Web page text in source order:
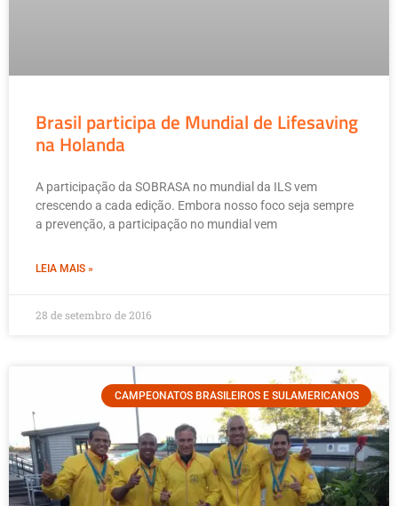
Brasil participa de Mundial de Lifesaving
na Holanda
A participação da SOBRASA no mundial da ILS vem
crescendo a cada edição. Embora nosso foco seja sempre
a prevenção, a participação no mundial vem
LEIA MAIS »
28 de setembro de 2016
CAMPEONATOS BRASILEIROS E SULAMERICANOS